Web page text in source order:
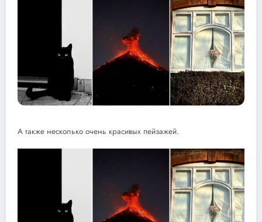
А также несколько очень красивых пейзажей.